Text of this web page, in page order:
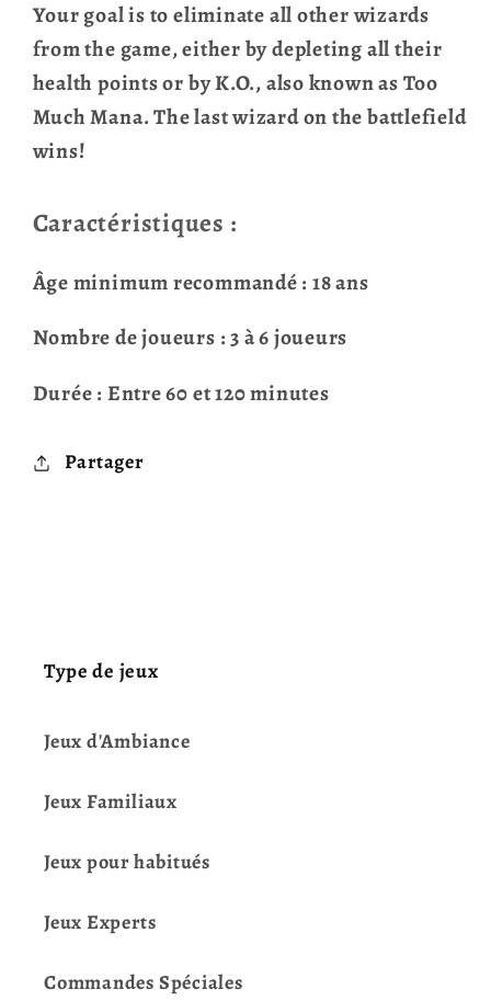
Your goal is to eliminate all other wizards
from the game, either by depleting all their
health points or by K.O., also known as Too
Much Mana. The last wizard on the battlefield
wins!
Caractéristiques :
Âge minimum recommandé : 18 ans
Nombre de joueurs : 3 à 6 joueurs
Durée : Entre 60 et 120 minutes
Partager
Type de jeux
Jeux d'Ambiance
Jeux Familiaux
Jeux pour habitués
Jeux Experts
Commandes Spéciales